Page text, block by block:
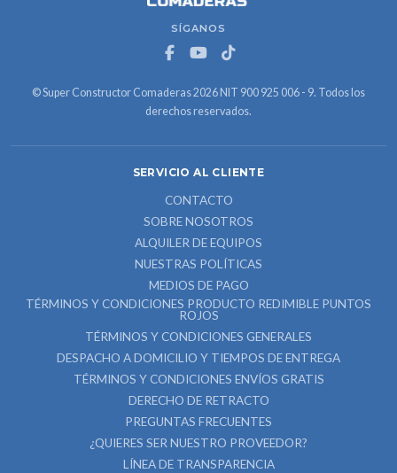
SÍGANOS
© Super Constructor Comaderas 2026 NIT 900 925 006 - 9. Todos los
derechos reservados.
SERVICIO AL CLIENTE
CONTACTO
SOBRE NOSOTROS
ALQUILER DE EQUIPOS
NUESTRAS POLÍTICAS
MEDIOS DE PAGO
TÉRMINOS Y CONDICIONES PRODUCTO REDIMIBLE PUNTOS
ROJOS
TÉRMINOS Y CONDICIONES GENERALES
DESPACHO A DOMICILIO Y TIEMPOS DE ENTREGA
TÉRMINOS Y CONDICIONES ENVÍOS GRATIS
DERECHO DE RETRACTO
PREGUNTAS FRECUENTES
¿QUIERES SER NUESTRO PROVEEDOR?
LÍNEA DE TRANSPARENCIA